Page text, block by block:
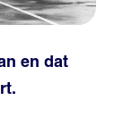
en dat